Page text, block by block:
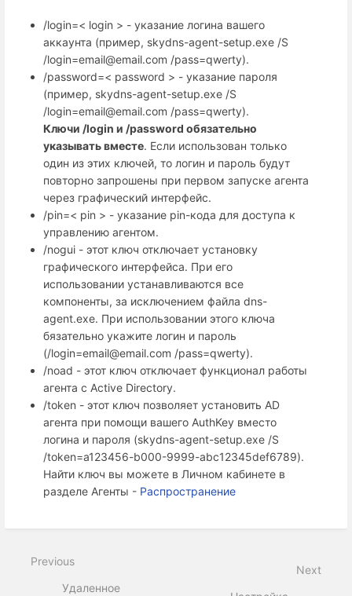
/login=< login > - указание логина вашего
аккаунта (пример, skydns-agent-setup.exe /S
/login=email@email.com /pass=qwerty).
/password=< password > - указание пароля
(пример, skydns-agent-setup.exe /S
/login=email@email.com /pass=qwerty).
Ключи /login и /password обязательно
указывать вместе. Если использован только
один из этих ключей, то логин и пароль будут
повторно запрошены при первом запуске агента
через графический интерфейс.
/pin=< pin > - указание pin-кода для доступа к
управлению агентом.
/nogui - этот ключ отключает установку
графического интерфейса. При его
использовании устанавливаются все
компоненты, за исключением файла dns-
agent.exe. При использовании этого ключа
бязательно укажите логин и пароль
(/login=email@email.com /pass=qwerty).
/noad - этот ключ отключает функционал работы
агента с Active Directory.
/token - этот ключ позволяет установить AD
агента при помощи вашего AuthKey вместо
логина и пароля (skydns-agent-setup.exe /S
/token=a123456-b000-9999-abc12345def6789).
Найти ключ вы можете в Личном кабинете в
разделе Агенты - Распространение
Previous
Удаленное
Next